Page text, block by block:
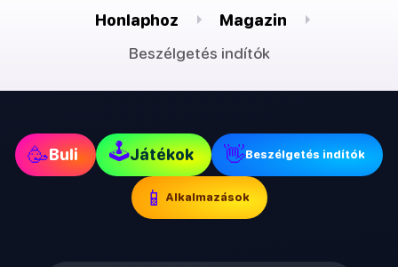
Honlaphoz
Magazin
Beszélgetés indítók
🥳Buli 🕹Játékok 👋Beszélgetés indítók
📱 Alkalmazások